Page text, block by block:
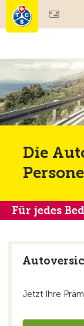
Mitgliedschaft &
Test, Sicherheit &
Die
Für jedes
Jetzt Ihre